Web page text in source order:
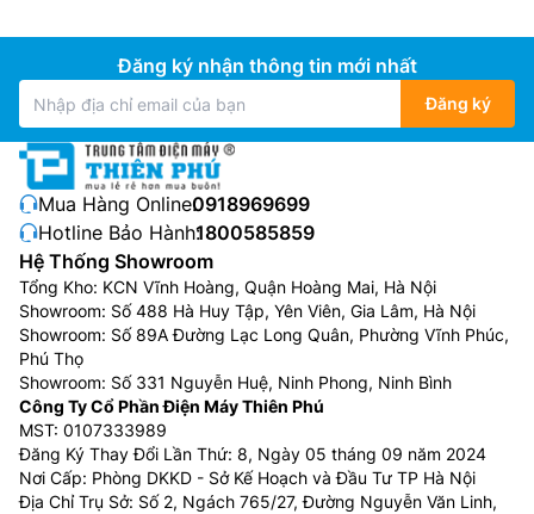
Đăng ký nhận thông tin mới nhất
Đăng ký
Mua Hàng Online:0918969699
Hotline Bảo Hành:1800585859
Hệ Thống Showroom
Tổng Kho: KCN Vĩnh Hoàng, Quận Hoàng Mai, Hà Nội
Showroom: Số 488 Hà Huy Tập, Yên Viên, Gia Lâm, Hà Nội
Showroom: Số 89A Đường Lạc Long Quân, Phường Vĩnh Phúc,
Phú Thọ
Showroom: Số 331 Nguyễn Huệ, Ninh Phong, Ninh Bình
Công Ty Cổ Phần Điện Máy Thiên Phú
MST: 0107333989
Đăng Ký Thay Đổi Lần Thứ: 8, Ngày 05 tháng 09 năm 2024
Nơi Cấp: Phòng DKKD - Sở Kế Hoạch và Đầu Tư TP Hà Nội
Địa Chỉ Trụ Sở: Số 2, Ngách 765/27, Đường Nguyễn Văn Linh,